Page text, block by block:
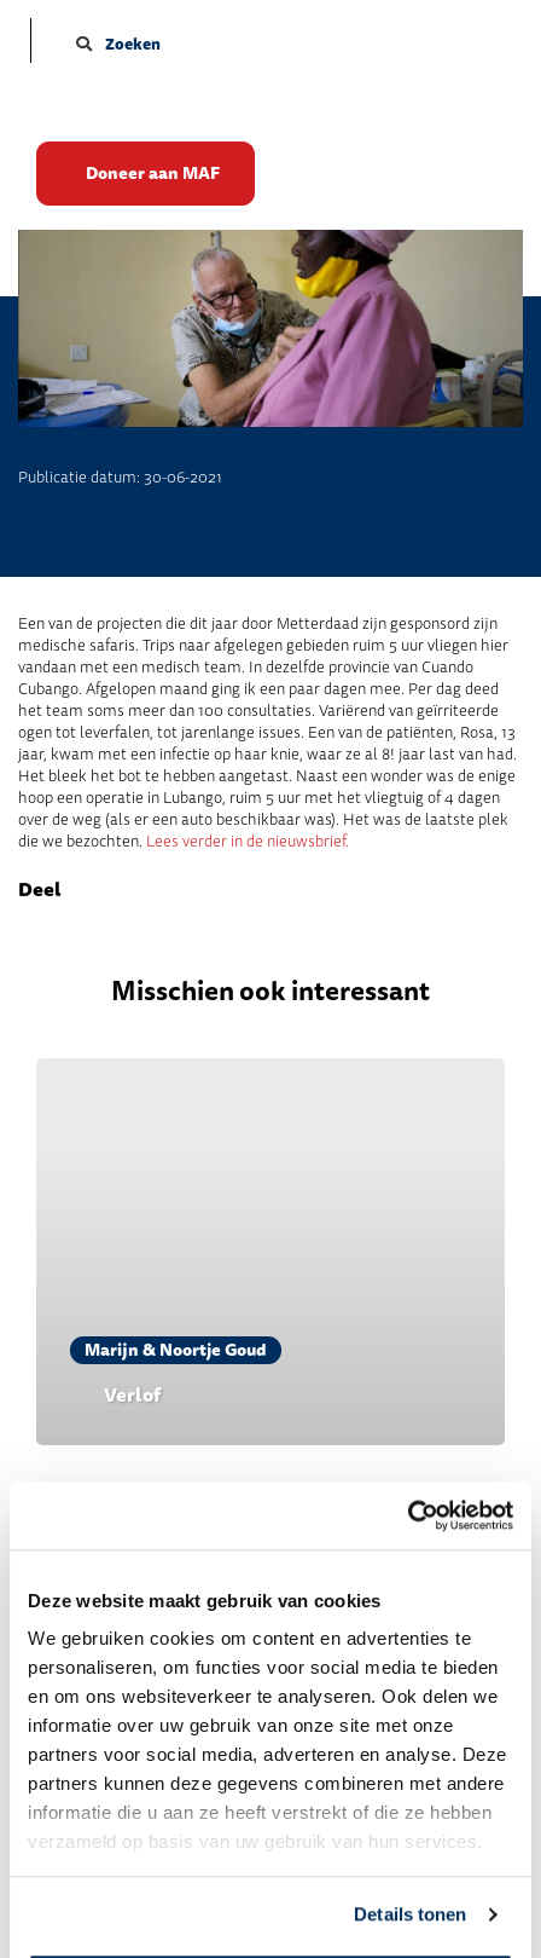
Deze website maakt gebruik van cookies
We gebruiken cookies om content en advertenties te
personaliseren, om functies voor social media te bieden
en om ons websiteverkeer te analyseren. Ook delen we
informatie over uw gebruik van onze site met onze
partners voor social media, adverteren en analyse. Deze
partners kunnen deze gegevens combineren met andere
informatie die u aan ze heeft verstrekt of die ze hebben
verzameld op basis van uw gebruik van hun services.
Details tonen
Zoeken
Doneer aan MAF
Medische safari
Publicatie datum: 30-06-2021
Een van de projecten die dit jaar door Metterdaad zijn gesponsord zijn
medische safaris. Trips naar afgelegen gebieden ruim 5 uur vliegen hier
vandaan met een medisch team. In dezelfde provincie van Cuando
Cubango. Afgelopen maand ging ik een paar dagen mee. Per dag deed
het team soms meer dan 100 consultaties. Variërend van geïrriteerde
ogen tot leverfalen, tot jarenlange issues. Een van de patiënten, Rosa, 13
jaar, kwam met een infectie op haar knie, waar ze al 8! jaar last van had.
Het bleek het bot te hebben aangetast. Naast een wonder was de enige
hoop een operatie in Lubango, ruim 5 uur met het vliegtuig of 4 dagen
over de weg (als er een auto beschikbaar was). Het was de laatste plek
die we bezochten. Lees verder in de nieuwsbrief.
Deel
Misschien ook interessant
Marijn & Noortje Goud
Verlof
Marijn & Noortje Goud
Bijbels, landingsbanen, vloeken,
schoonouders, beton en nog veel meer